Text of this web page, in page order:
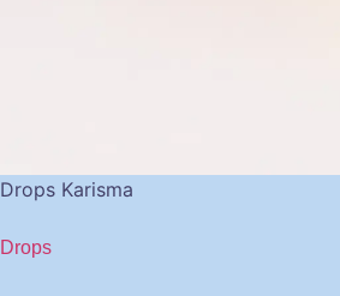
Drops Karisma
Drops